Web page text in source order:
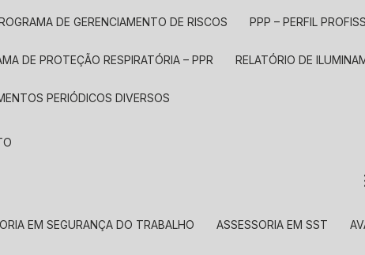
DE GERENCIAMENTO DE RISCOS PPP – PERFIL
DE PROTEÇÃO RESPIRATÓRIA – PPR RELATÓRIO DE
PERIÓDICOS DIVERSOS
EM SEGURANÇA DO TRABALHO ASSESSORIA EM SST